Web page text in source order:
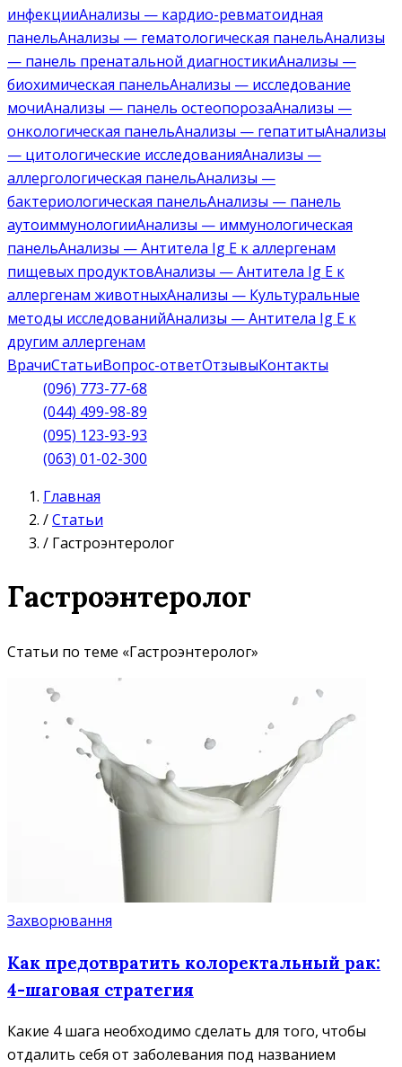
инфекцииАнализы — кардио-ревматоидная
панельАнализы — гематологическая панельАнализы
— панель пренатальной диагностикиАнализы —
биохимическая панельАнализы — исследование
мочиАнализы — панель остеопорозаАнализы —
онкологическая панельАнализы — гепатитыАнализы
— цитологические исследованияАнализы —
аллергологическая панельАнализы —
бактериологическая панельАнализы — панель
аутоиммунологииАнализы — иммунологическая
панельАнализы — Антитела Ig E к аллергенам
пищевых продуктовАнализы — Антитела Ig E к
аллергенам животныхАнализы — Культуральные
методы исследованийАнализы — Антитела Ig E к
другим аллергенам
ВрачиСтатьиВопрос-ответОтзывыКонтакты
(096) 773-77-68
(044) 499-98-89
(095) 123-93-93
(063) 01-02-300
Главная
/Статьи
/ Гастроэнтеролог
Гастроэнтеролог
Статьи по теме «Гастроэнтеролог»
Захворювання
Как предотвратить колоректальный рак:
4-шаговая стратегия
Какие 4 шага необходимо сделать для того, чтобы
отдалить себя от заболевания под названием